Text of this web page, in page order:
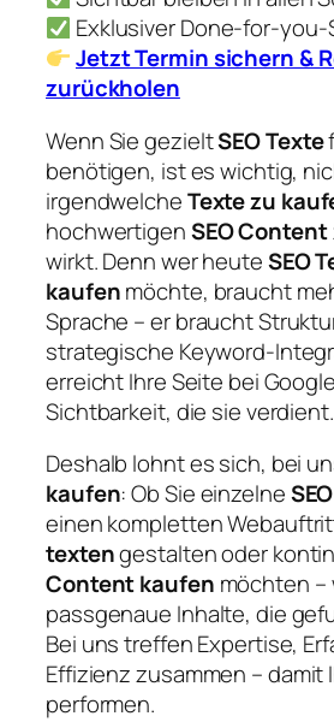
Exklusiver Done-for-you-
Jetzt Termin sichern &
zurückholen
Wenn Sie gezieltSEO Texte
benötigen, ist es wichtig,
irgendwelcheTexte zu
hochwertigenSEO
wirkt. Denn wer heuteSEO
kaufenmöchte, braucht
Sprache – er braucht
strategische Keyword-
erreicht Ihre Seite bei
Sichtbarkeit, die sie verdient.
Deshalb lohnt es sich, bei
kaufen: Ob Sie einzelne
einen kompletten
textengestalten oder
Content kaufen möchten –
passgenaue Inhalte, die
Bei uns treffen Expertise,
Effizienz zusammen – damit
performen.